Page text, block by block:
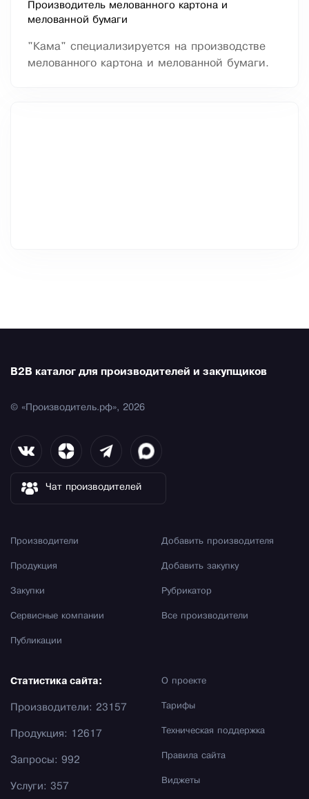
Производитель мелованного картона и
мелованной бумаги
"Кама" специализируется на производстве
мелованного картона и мелованной бумаги.
B2B каталог для производителей и закупщиков
© «Производитель.рф», 2026
Чат производителей
Производители
Продукция
Закупки
Сервисные компании
Публикации
Добавить производителя
Добавить закупку
Рубрикатор
Все производители
О проекте
Тарифы
Техническая поддержка
Правила сайта
Виджеты
Статистика сайта:
Производители: 23157
Продукция: 12617
Запросы: 992
Услуги: 357